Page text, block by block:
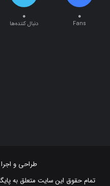
تمام حقوق این سایت متعلق به